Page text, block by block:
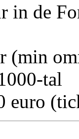
in de
(min
tal
euro